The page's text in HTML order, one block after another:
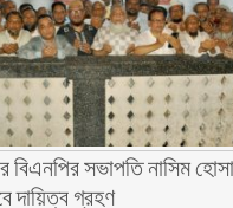
বিএনপির সভাপতি নাসিম
দায়িত্ব গ্রহণ